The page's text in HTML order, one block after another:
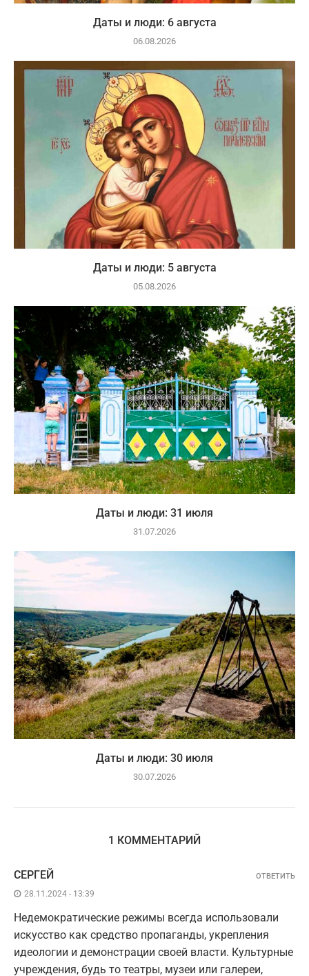
Даты и люди: 6 августа
06.08.2026
Даты и люди: 5 августа
05.08.2026
Даты и люди: 31 июля
31.07.2026
Даты и люди: 30 июля
30.07.2026
1 КОММЕНТАРИЙ
СЕРГЕЙ
28.11.2024 - 13:39
Недемократические режимы всегда использовали
искусство как средство пропаганды, укрепления
идеологии и демонстрации своей власти. Культурные
учреждения, будь то театры, музеи или галереи,
ОТВЕТИТЬ